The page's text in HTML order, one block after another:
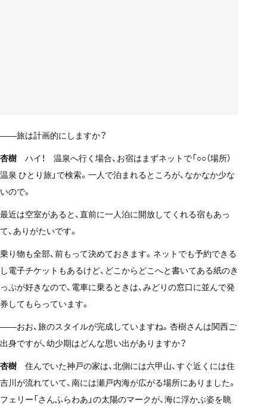
——旅は計画的にしますか？
杏樹 ハイ！ 温泉へ行く場合、お宿はまずネットで「○○（場所）
温泉 ひとり旅」で検索。一人で泊まれるところが、なかなか少な
いので。
最近は空室があると、直前に一人泊に開放してくれる宿もあっ
て、ありがたいです。
乗り物も全部、前もって決めておきます。ネットでも予約できる
し電子チケットもあるけど、どこからどこへと書いてある紙のき
っぷが好きなので、電車に乗るときは、みどりの窓口に並んで発
券してもらっています。
——おお、旅のスタイルが完成していますね。杏樹さんは関西ご
出身ですが、幼少期はどんな思い出がありますか？
杏樹 住んでいた神戸の家は、北側には六甲山、すぐ近くには住
吉川が流れていて、南には瀬戸内海が広がる場所にありました。
フェリー「さんふらわあ」の太陽のマークが、海に浮かぶ姿を眺